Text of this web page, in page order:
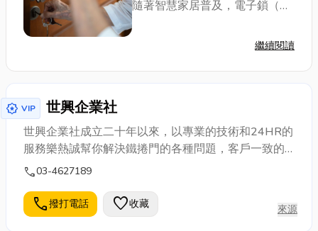
隨著智慧家居普及，電子鎖（智
但在入手這款科技神隊友之前，
能隨便裝！以下小編就來分享門
繼續閱讀
award_star VIP 世興企業社
世興企業社成立二十年以來，以專業的技術和24HR的
服務樂熱誠幫你解決鐵捲門的各種問題，客戶一致的
好口碑，只要一通電話，本公司的服務包你滿意!!
call03-4627189
call撥打電話 favorite收藏 來源